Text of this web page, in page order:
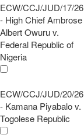
ECW/CCJ/JUD/17/26
- High Chief Ambrose
Albert Owuru v.
Federal Republic of
Nigeria
ECW/CCJ/JUD/20/26
- Kamana Piyabalo v.
Togolese Republic